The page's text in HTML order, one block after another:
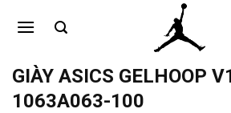
qua
dungGIÀY ASICS GELHOOP
1063A063-100